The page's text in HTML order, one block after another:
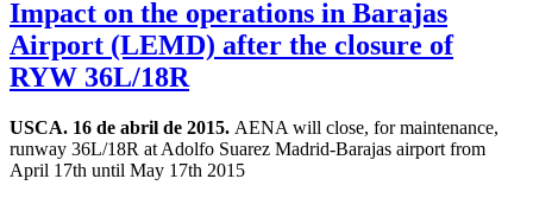
Impact on the operations in Barajas
Airport (LEMD) after the closure of
RYW 36L/18R
USCA. 16 de abril de 2015. AENA will close, for maintenance,
runway 36L/18R at Adolfo Suarez Madrid-Barajas airport from
April 17th until May 17th 2015